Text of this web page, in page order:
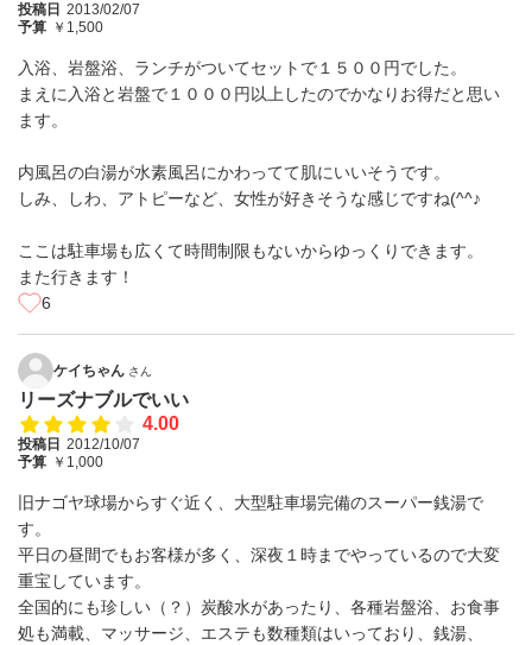
投稿日 2013/02/07
予算 ￥1,500
入浴、岩盤浴、ランチがついてセットで１５００円でした。
まえに入浴と岩盤で１０００円以上したのでかなりお得だと思い
ます。
内風呂の白湯が水素風呂にかわってて肌にいいそうです。
しみ、しわ、アトピーなど、女性が好きそうな感じですね(^^♪
ここは駐車場も広くて時間制限もないからゆっくりできます。
また行きます！
6
ケイちゃん さん
リーズナブルでいい
4.00
投稿日 2012/10/07
予算 ￥1,000
旧ナゴヤ球場からすぐ近く、大型駐車場完備のスーパー銭湯で
す。
平日の昼間でもお客様が多く、深夜１時までやっているので大変
重宝しています。
全国的にも珍しい（？）炭酸水があったり、各種岩盤浴、お食事
処も満載、マッサージ、エステも数種類はいっており、銭湯、